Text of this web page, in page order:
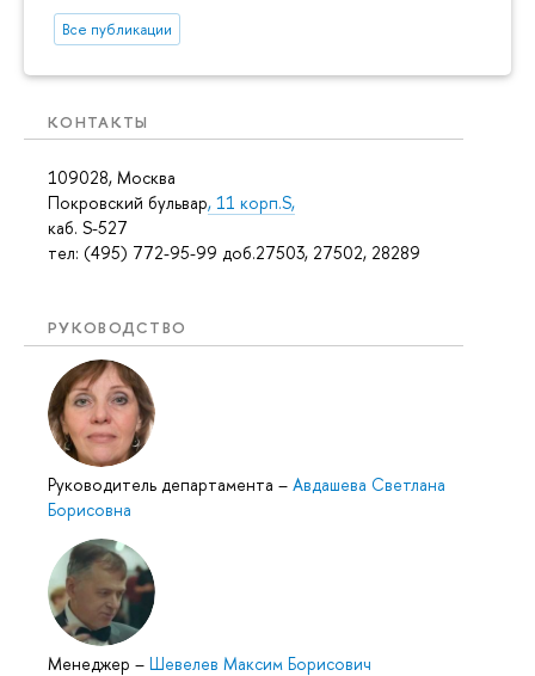
Все публикации
КОНТАКТЫ
109028, Москва
Покровский бульвар, 11 корп.S,
каб. S-527
тел: (495) 772-95-99 доб.27503, 27502, 28289
РУКОВОДСТВО
Руководитель департамента – Авдашева Светлана
Борисовна
Менеджер – Шевелев Максим Борисович